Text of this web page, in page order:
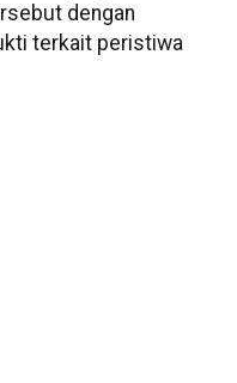
dengan
terkait peristiwa